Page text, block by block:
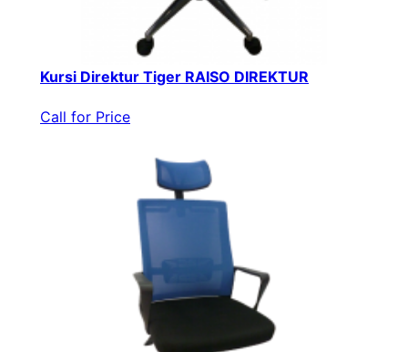
Kursi Direktur Tiger RAISO DIREKTUR
Call for Price